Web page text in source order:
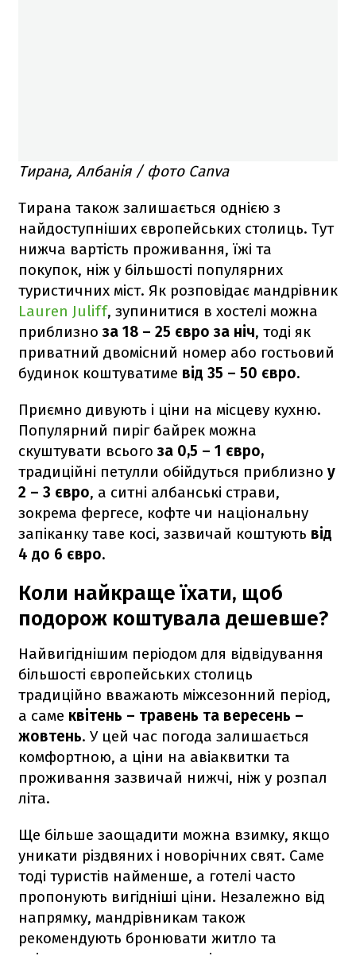
Тирана, Албанія / фото Canva
Тирана також залишається однією з
найдоступніших європейських столиць. Тут
нижча вартість проживання, їжі та
покупок, ніж у більшості популярних
туристичних міст. Як розповідає мандрівник
Lauren Juliff, зупинитися в хостелі можна
приблизно за 18 – 25 євро за ніч, тоді як
приватний двомісний номер або гостьовий
будинок коштуватиме від 35 – 50 євро.
Приємно дивують і ціни на місцеву кухню.
Популярний пиріг байрек можна
скуштувати всьогоза 0,5 – 1 євро,
традиційні петулли обійдуться приблизно у
2 – 3 євро, а ситні албанські страви,
зокрема фергесе, кофте чи національну
запіканку таве косі, зазвичай коштують від
4 до 6 євро.
Коли найкраще їхати, щоб
подорож коштувала дешевше?
Найвигіднішим періодом для відвідування
більшості європейських столиць
традиційно вважають міжсезонний період,
а саме квітень – травень та вересень –
жовтень. У цей час погода залишається
комфортною, а ціни на авіаквитки та
проживання зазвичай нижчі, ніж у розпал
літа.
Ще більше заощадити можна взимку, якщо
уникати різдвяних і новорічних свят. Саме
тоді туристів найменше, а готелі часто
пропонують вигідніші ціни. Незалежно від
напрямку, мандрівникам також
рекомендують бронювати житло та